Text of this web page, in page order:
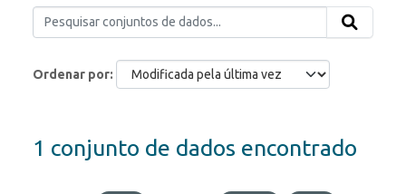
Ordenar por
1 conjunto de dados encontrado